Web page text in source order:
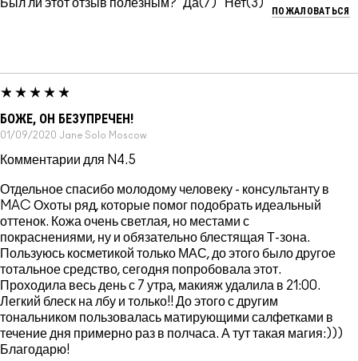
Был ли этот отзыв полезным? 7 3
ПОЖАЛОВАТЬСЯ
БОЖЕ, ОН БЕЗУПРЕЧЕН!
01/09/2020 Jane Solo Moscow
Комментарии для N4.5
Отдельное спасибо молодому человеку - консультанту в
MAC Охоты ряд, которые помог подобрать идеальный
оттенок. Кожа очень светлая, но местами с
покраснениями, ну и обязательно блестящая Т-зона.
Пользуюсь косметикой только МАС, до этого было другое
тотальное средство, сегодня попробовала этот.
Проходила весь день с 7 утра, макияж удалила в 21:00.
Легкий блеск на лбу и только!! До этого с другим
тональником пользовалась матирующими салфетками в
течение дня примерно раз в полчаса. А тут такая магия:)))
Благодарю!